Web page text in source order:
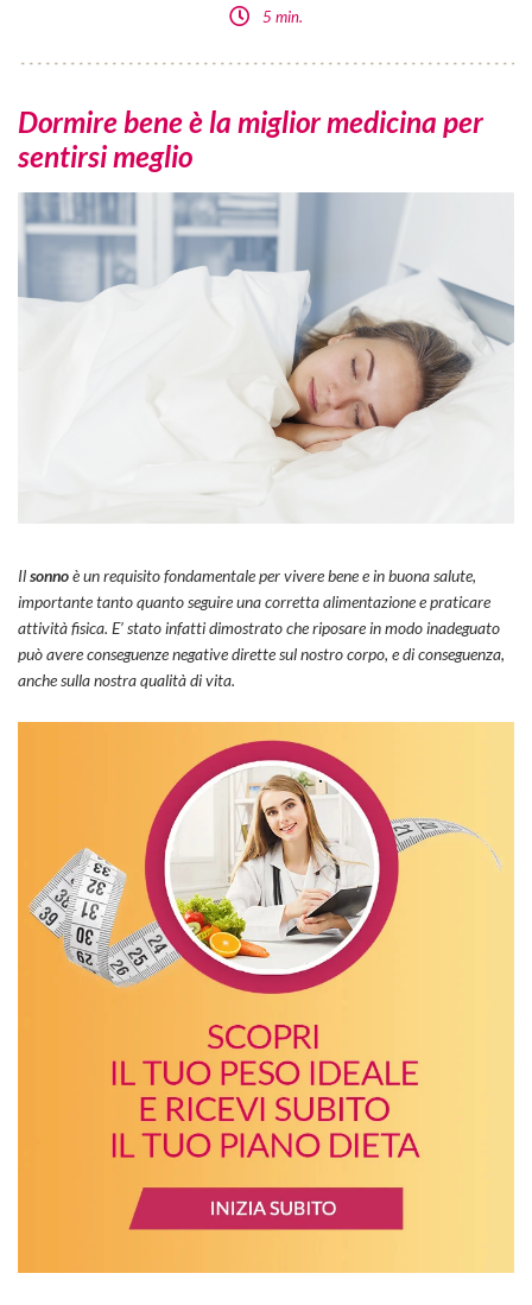
5 min.
Dormire bene è la miglior medicina per
sentirsi meglio
Ilsonnoè un requisito fondamentale per vivere bene e in buona salute,
importante tanto quanto seguire una corretta alimentazione e praticare
attività fisica. E’ stato infatti dimostrato che riposare in modo inadeguato
può avere conseguenze negative dirette sul nostro corpo, e di conseguenza,
anche sulla nostra qualità di vita.